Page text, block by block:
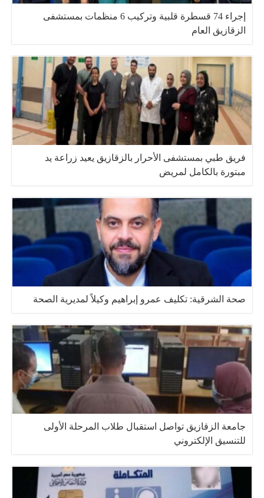
إجراء 74 قسطرة قلبية وتركيب 6 منظمات بمستشفى
الزقازيق العام
فريق طبي بمستشفى الأحرار بالزقازيق يعيد زراعة يد
مبتورة بالكامل لمريض
صحة الشرقية: تكليف عمرو إبراهيم وكيلاً لمديرية الصحة
جامعة الزقازيق تواصل استقبال طلاب المرحلة الأولى
للتنسيق الإلكتروني